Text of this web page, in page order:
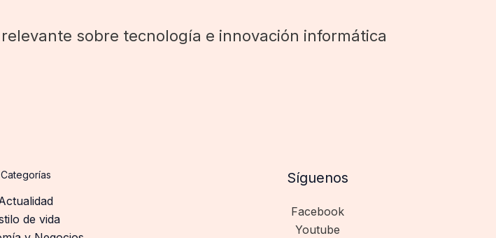
sobre tecnología e innovación informática
Categorías
de vida
Síguenos
Facebook
Youtube